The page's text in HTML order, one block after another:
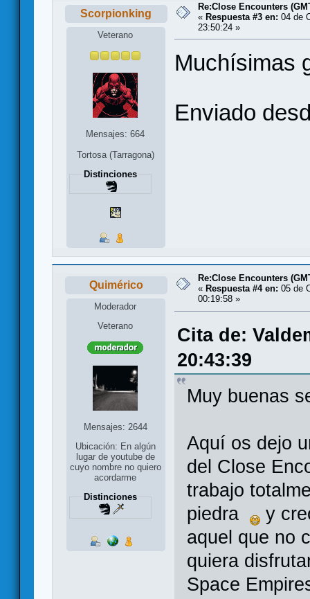
Scorpionking
Veterano
Mensajes: 664
Tortosa (Tarragona)
Distinciones
Re:Close Encounters
« Respuesta #3 en: 04 de
23:50:24 »
Muchísimas
Enviado
Quimérico
Moderador
Veterano
Mensajes: 2644
Ubicación: En algún
lugar de youtube de
cuyo nombre no quiero
acordarme
Distinciones
Re:Close Encounters
« Respuesta #4 en: 05 de
00:19:58 »
Cita de:
20:43:39
Muy buenas
Aquí os dejo
del Close
trabajo
piedra
y
aquel que no
quiera
Space